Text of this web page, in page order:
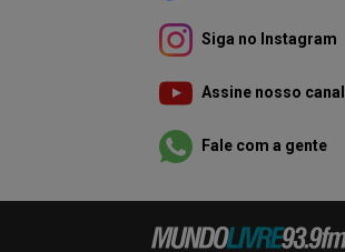
Siga no Instagram
Assine nosso canal
Fale com a gente